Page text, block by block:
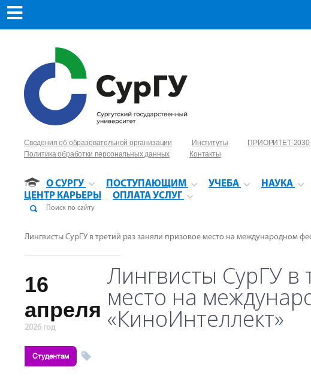
Сведения об образовательной организации Институты ПРИОРИТЕТ-2030
Политика обработки персональных данных
Контакты
О СУРГУ ПОСТУПАЮЩИМ УЧЕБА НАУКА
ЦЕНТР КАРЬЕРЫ
ОПЛАТА УСЛУГ
Лингвисты СурГУ в третий раз заняли призовое место на международном
16
апреля
2026 год
Лингвисты СурГУ в
место на
«КиноИнтеллект»
Студентам